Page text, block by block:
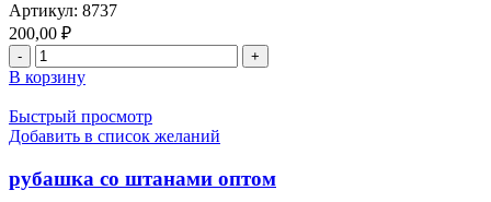
цвета
темно
фиолетового
Артикул: 8737
200,00 ₽
Количество
товара
калфак
оптом,
татарская,
одежда,
одевается
В корзину
Быстрый просмотр
Добавить в список желаний
рубашка со штанами оптом